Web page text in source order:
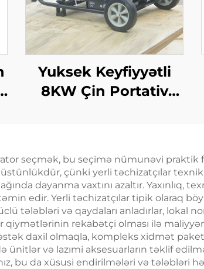
Yuksek Keyfiyyətli
8KW Çin Portativ
Struktur Motoru
Satılıq
seçmək, bu seçimə nümunəvi
çünki yerli təchizatçılar
dayanma vaxtını azaltır.
edir. Yerli təchizatçılar tipik olaraq
tələbləri və qaydaları anladırlar, lokal
qiymətlərinin rekabətçi olması ilə
daxil olmaqla, kompleks xidmət
ünitlər və lazımi aksesuarların təklif
bu da xüsusi endirilmələri və tələbləri